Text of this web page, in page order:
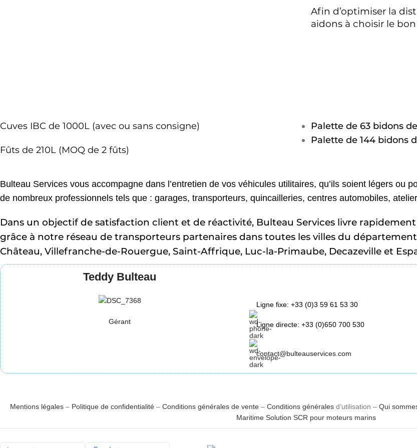
Afin d’optimiser la
aidons à choisir le
Cuves IBC de 1000L (avec ou sans consigne)
Fûts de 210L (MOQ de 2 fûts)
Palette de 63 bidons
Palette de 144 bidons
Bulteau Services vous accompagne dans l’entretien de vos véhicules utilitaires, qu’ils soient légers ou
de nombreux professionnels tels que : garages, transporteurs, quincailleries, centres automobiles,
grâce à notre réseau de transporteurs partenaires dans toutes les villes du
Château, Villefranche-de-Rouergue, Saint-Affrique, Luc-la-Primaube, Decazeville et
Teddy Bulteau
Gérant
Ligne fixe: +33 (0)3 59 61 53 30
Ligne directe: +33 (0)650 700 530
contact@bulteauservices.com
Mentions légales – Politique de confidentialité – Conditions générales de vente – Conditions générales d’utilisation – Qui
Maritime Solution SCR pour moteurs marins